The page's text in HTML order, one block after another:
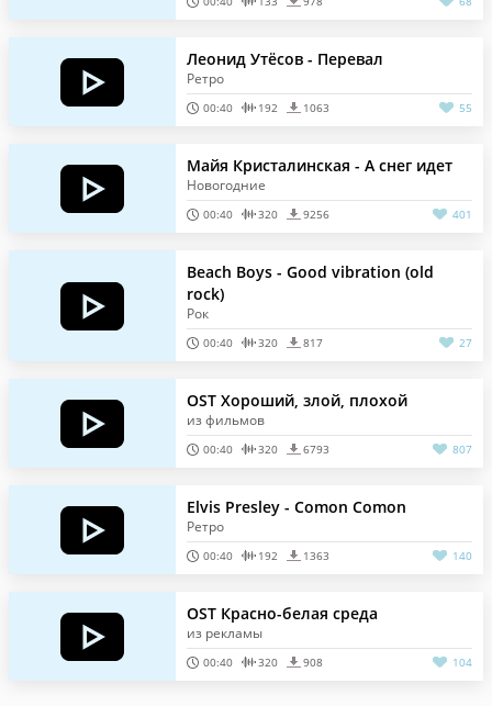
Леонид Утёсов - Перевал
Ретро
00:40 192 1063 55
Майя Кристалинская - А снег идет
Новогодние
00:40 320 9256 401
Beach Boys - Good vibration (old
rock)
Рок
00:40 320 817 27
OST Хороший, злой, плохой
из фильмов
00:40 320 6793 807
Elvis Presley - Comon Comon
Ретро
00:40 192 1363 140
OST Красно-белая среда
из рекламы
00:40 320 908 104